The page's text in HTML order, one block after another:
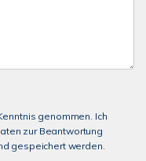
genommen. Ich
zur Beantwortung
gespeichert werden.